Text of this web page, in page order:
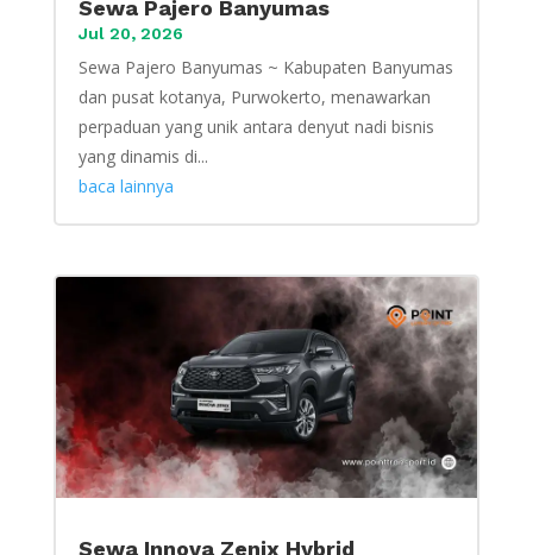
Sewa Pajero Banyumas
Jul 20, 2026
Sewa Pajero Banyumas ~ Kabupaten Banyumas
dan pusat kotanya, Purwokerto, menawarkan
perpaduan yang unik antara denyut nadi bisnis
yang dinamis di...
baca lainnya
Sewa Innova Zenix Hybrid